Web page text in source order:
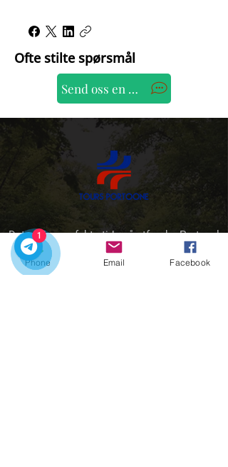
Ofte stilte spørsmål
Send oss en WhatsApp-melding
Det er den perfekte tiden å utforske Portugal
med våre private turer
Kontakt oss:
Phone Email Facebook
1